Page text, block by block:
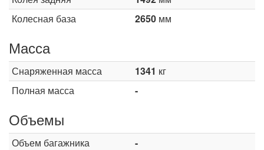
Колесная база
2650 мм
Масса
Снаряженная масса 1341 кг
Полная масса
-
Объемы
Объем багажника
-